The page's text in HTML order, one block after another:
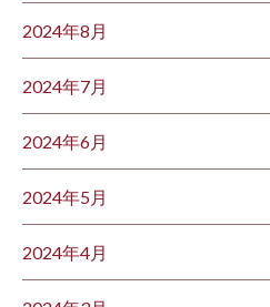
2024年8月
2024年7月
2024年6月
2024年5月
2024年4月